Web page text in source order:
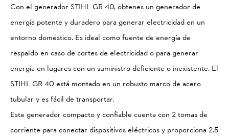
Con el generador STIHL GR 40, obtenes un generador de
energía potente y duradero para generar electricidad en un
entorno doméstico. Es ideal como fuente de energía de
respaldo en caso de cortes de electricidad o para generar
energía en lugares con un suministro deficiente o inexistente. El
STIHL GR 40 está montado en un robusto marco de acero
tubular y es fácil de transportar.
Este generador compacto y confiable cuenta con 2 tomas de
corriente para conectar dispositivos eléctricos y proporciona 2.5